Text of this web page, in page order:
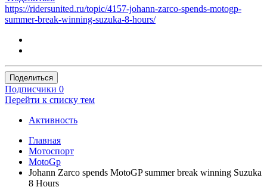
https://ridersunited.ru/topic/4157-johann-zarco-spends-motogp-
summer-break-winning-suzuka-8-hours/
Поделиться
Подписчики 0
Перейти к списку тем
Активность
Главная
Мотоспорт
MotoGp
Johann Zarco spends MotoGP summer break winning Suzuka
8 Hours